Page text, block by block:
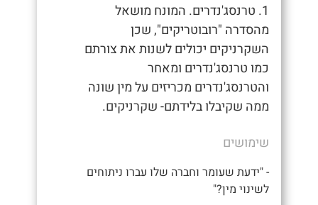
1. טרנסג'נדרים. המונח מושאל
מהסדרה "רובוטריקים", שכן
השקרניקים יכולים לשנות את צורתם
כמו טרנסג'נדרים ומאחר
והטרנסג'נדרים מכריזים על מין שונה
ממה שקיבלו בלידתם- שקרניקים.
שימושים
- "ידעת שעומר וחברה שלו עברו ניתוחים
לשינוי מין?"